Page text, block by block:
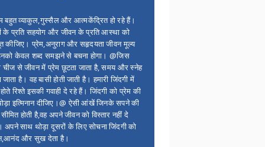
बहुत व्याकुल,गुस्सैल और आत्मकेंद्रित हो रहे हैं।
के प्रति सहयोग और जीवन के प्रति आस्था को
कीजिए। प्रेम,अनुराग और सहृदयता जीवन मूल्य
केवल शब्द समझने से बचना होगा। @जिस
चीज से जीवन में प्रेम छूटता जाता है, समय और स्नेह
है। वह बासी होती जाती है। हमारी जिंदगी में
होते रिश्ते इसकी गवाही दे रहे हैं। जिंदगी को प्रेम की
इत्मिनान दीजिए।@ ऐसी आंखें जिनके सपने की
होती है,वह अपने जीवन को विस्तार नहीं दे
अपने साथ थोड़ा दूसरों के लिए सोचना जिंदगी को
और सुख देता है।